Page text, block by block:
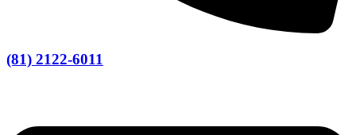
(81) 2122-6011